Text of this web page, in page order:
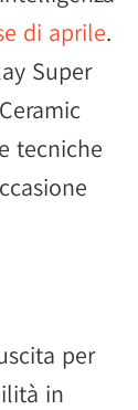
di aprile.
Super
tecniche
per
in